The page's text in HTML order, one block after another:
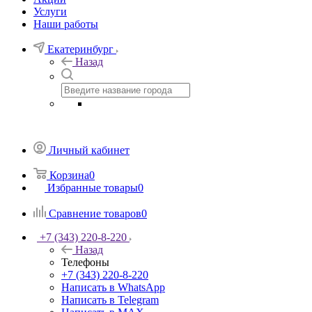
Услуги
Наши работы
Екатеринбург
Назад
Личный кабинет
Корзина0
Избранные товары0
Сравнение товаров0
+7 (343) 220-8-220
Назад
Телефоны
+7 (343) 220-8-220
Написать в WhatsApp
Написать в Telegram